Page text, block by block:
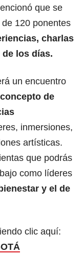
que se
120 ponentes
charlas
los días.
un encuentro
de
inmersiones,
artísticas.
que podrás
como líderes
y el de
clic aquí: